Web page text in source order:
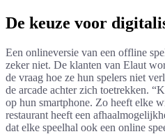
De keuze voor
Een onlineversie van een offline
zeker niet. De klanten van Elaut
de vraag hoe ze hun spelers niet
de arcade achter zich toetrekken.
op hun smartphone. Zo heeft elke
restaurant heeft een
dat elke speelhal ook een online